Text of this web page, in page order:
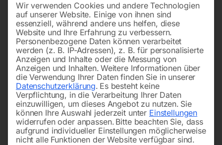
Wir verwenden Cookies und andere Technologien
auf unserer Website. Einige von ihnen sind
essenziell, während andere uns helfen, diese
Website und Ihre Erfahrung zu verbessern.
Personenbezogene Daten können verarbeitet
werden (z. B. IP-Adressen), z. B. für personalisierte
Anzeigen und Inhalte oder die Messung von
Anzeigen und Inhalten. Weitere Informationen über
die Verwendung Ihrer Daten finden Sie in unserer
Datenschutzerklärung. Es besteht keine
Verpflichtung, in die Verarbeitung Ihrer Daten
einzuwilligen, um dieses Angebot zu nutzen. Sie
können Ihre Auswahl jederzeit unter Einstellungen
widerrufen oder anpassen. Bitte beachten Sie, dass
aufgrund individueller Einstellungen möglicherweise
nicht alle Funktionen der Website verfügbar sind.